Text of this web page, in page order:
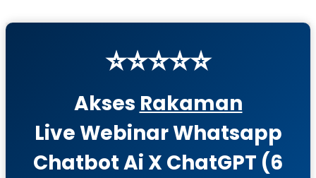
to
⭐⭐⭐⭐⭐
Akses Rakaman
Live Webinar Whatsapp
Chatbot Ai X ChatGPT (6